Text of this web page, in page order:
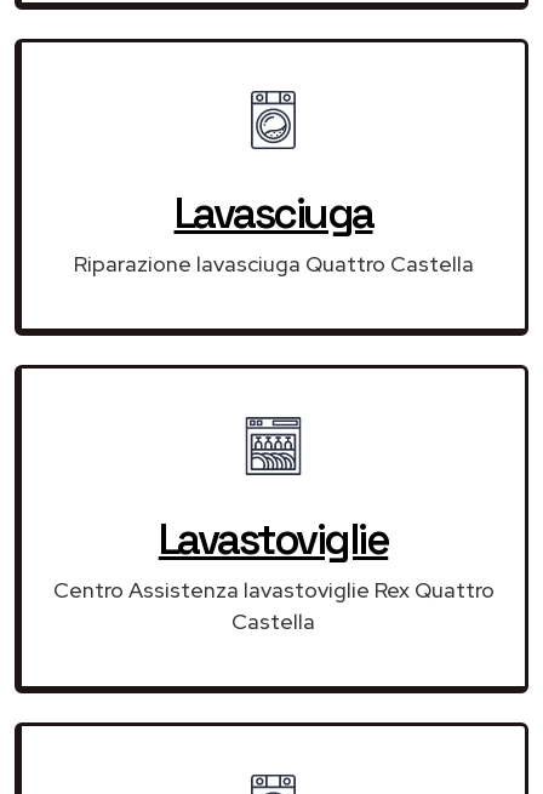
Lavasciuga
Riparazione lavasciuga Quattro Castella
Lavastoviglie
Centro Assistenza lavastoviglie Rex Quattro
Castella